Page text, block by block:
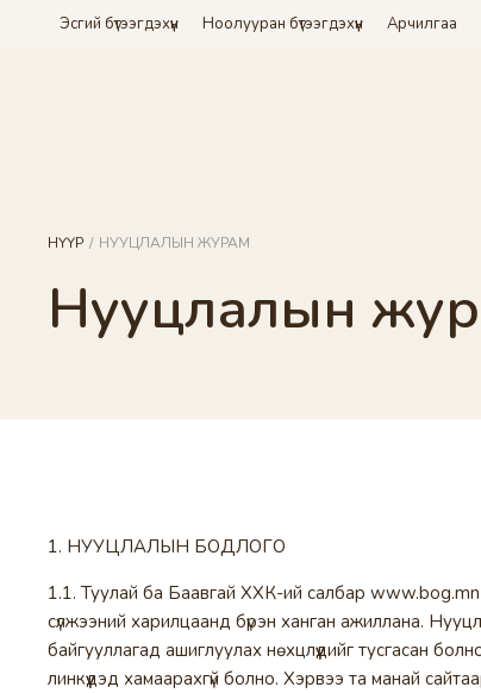
Эсгий бүтээгдэхүүн Ноолууран бүтээгдэхүүн Арчилгаа
НҮҮР / НУУЦЛАЛЫН ЖУРАМ
Нууцлалын
1. НУУЦЛАЛЫН БОДЛОГО
1.1. Туулай ба Баавгай ХХК-ий салбар www.bog.mn
сүлжээний харилцаанд бүрэн ханган ажиллана.
байгууллагад ашиглуулах нөхцлүүдийг тусгасан
линкүүдэд хамаарахгүй болно. Хэрвээ та манай